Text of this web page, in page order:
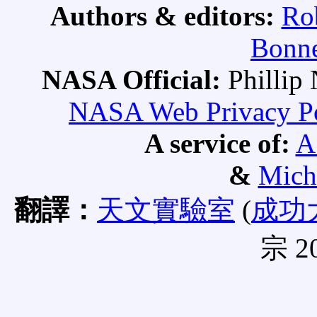
Authors & editors:
NASA Official: Phillip
NASA Web Privacy
A service of:
&
翻譯： 天文實驗室 (成功
宗